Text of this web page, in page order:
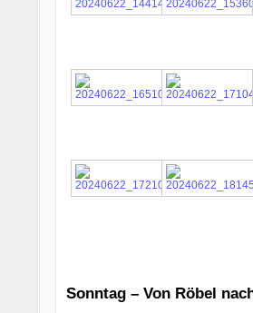
Sonntag – Von Röbel